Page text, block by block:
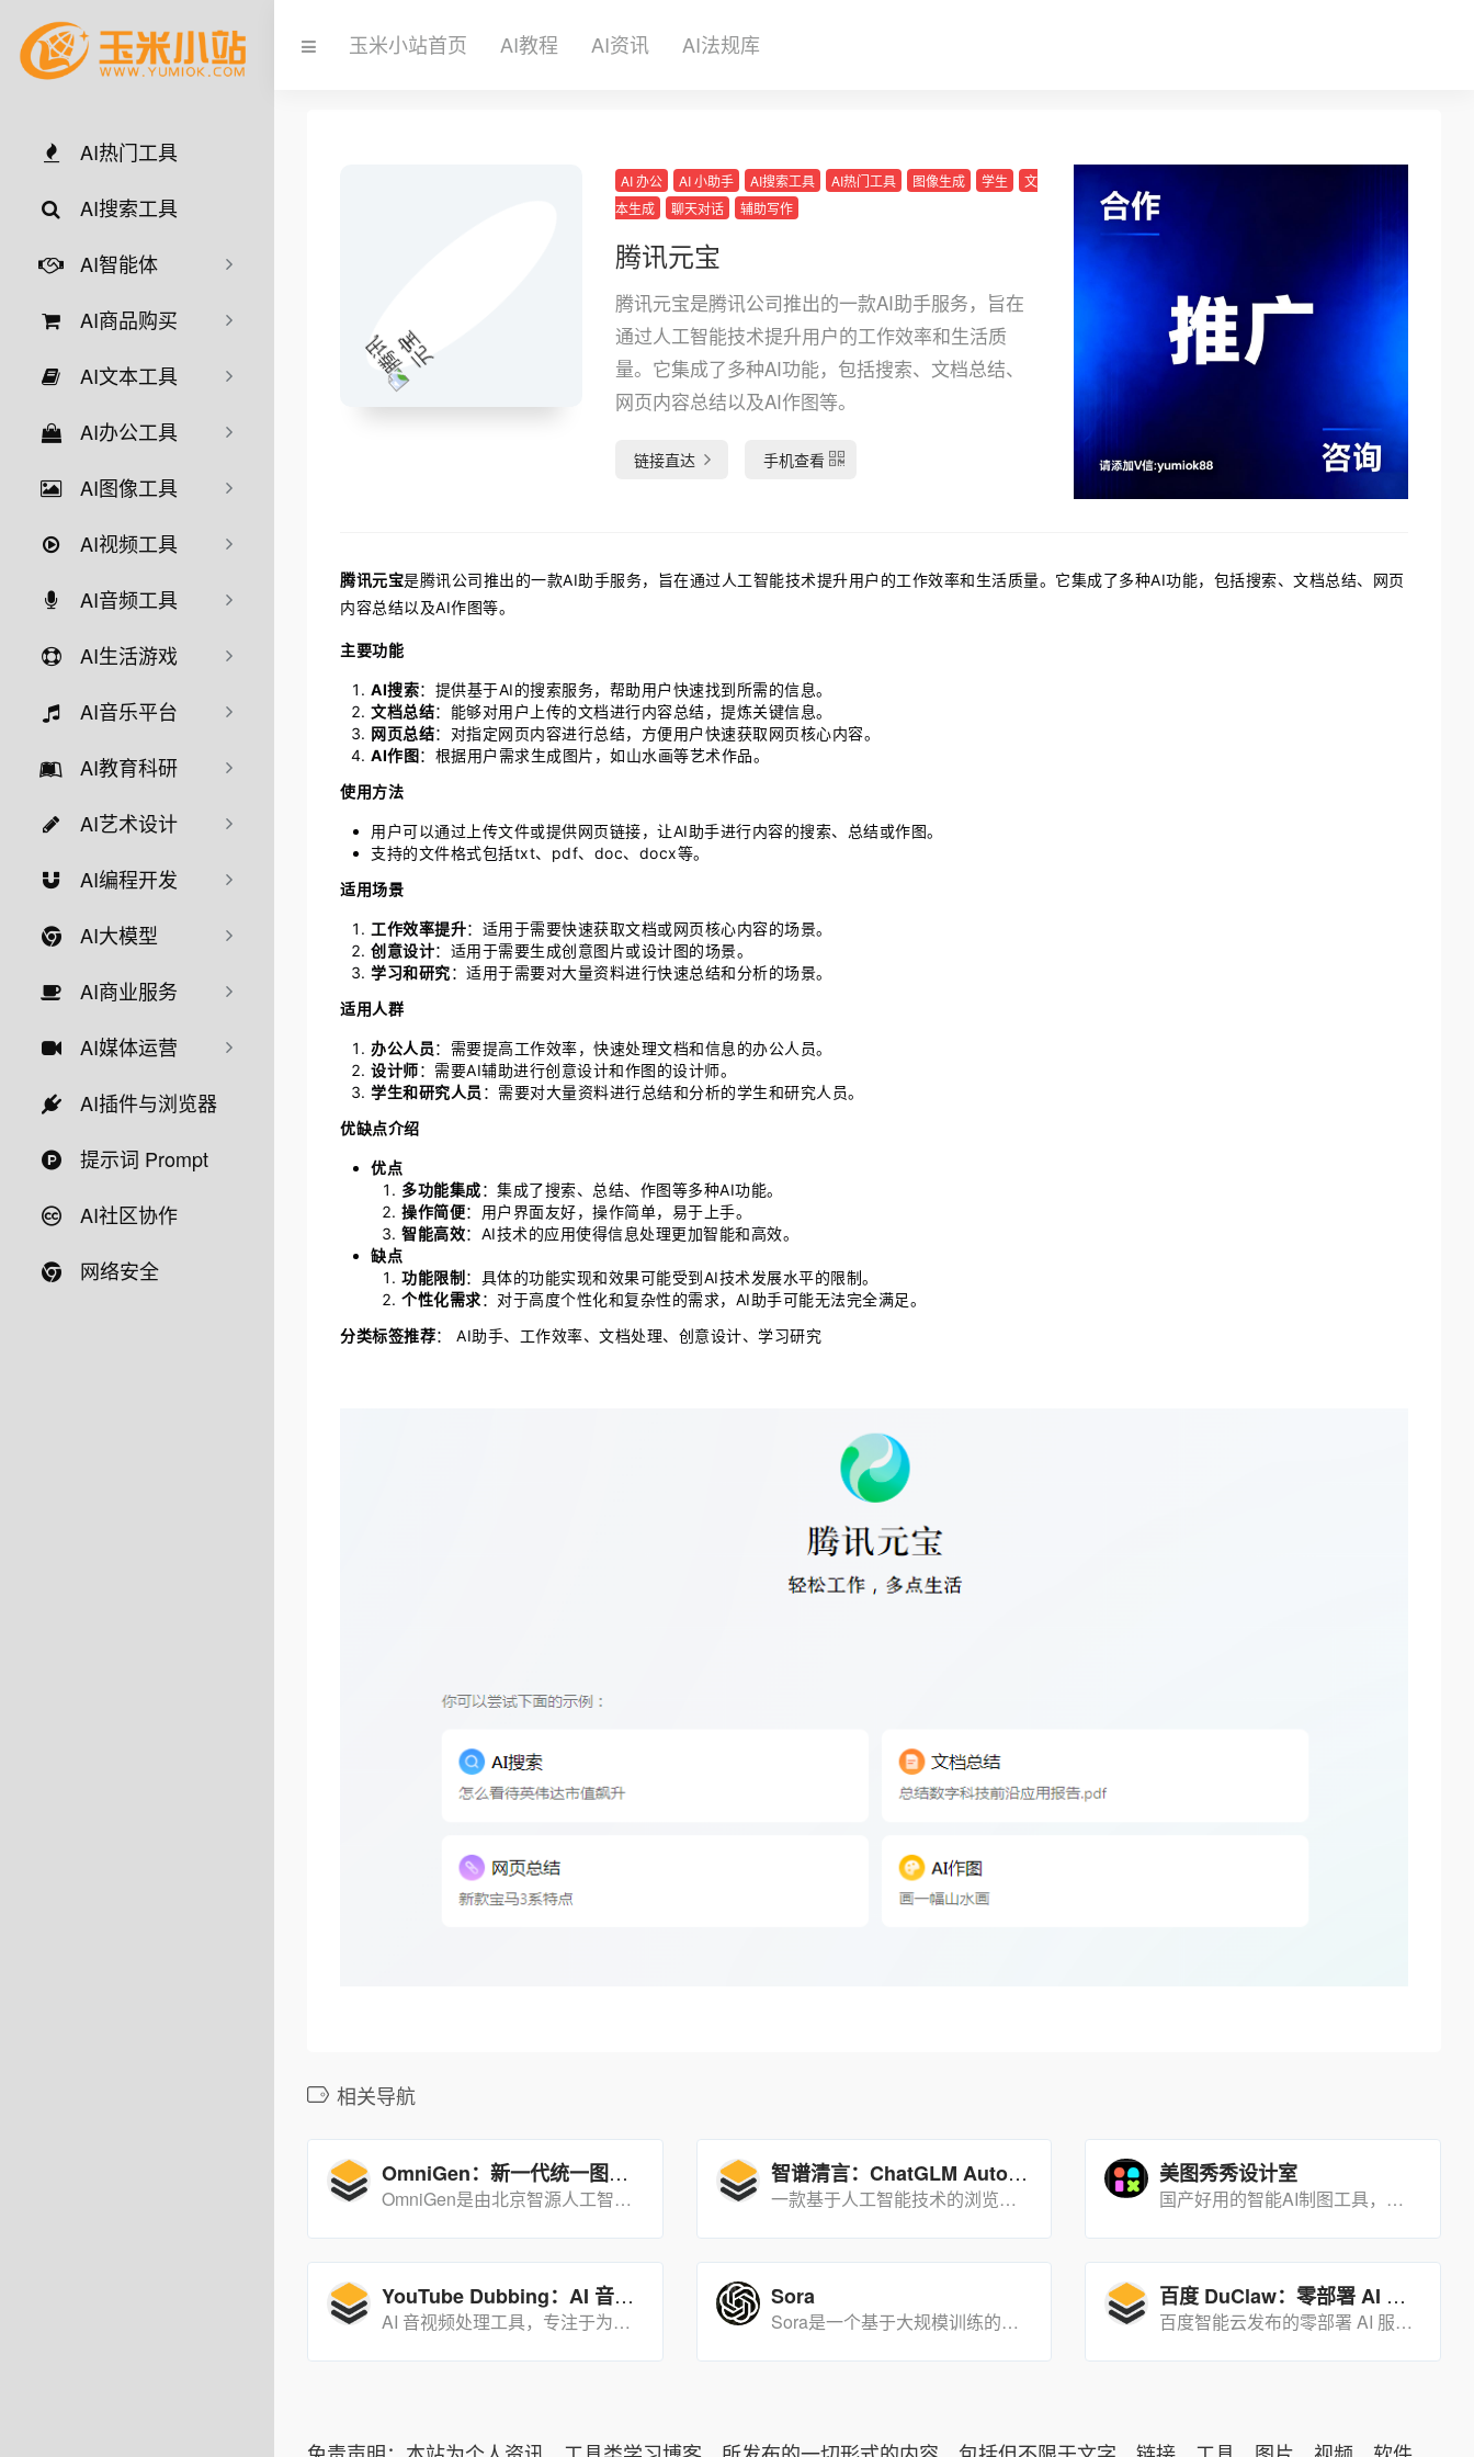
AI热门工具
AI搜索工具
AI智能体
AI商品购买
AI文本工具
AI办公工具
AI图像工具
AI视频工具
AI音频工具
AI生活游戏
AI音乐平台
AI教育科研
AI艺术设计
AI编程开发
AI大模型
AI商业服务
AI媒体运营
AI插件与浏览器
提示词 Prompt
AI社区协作
网络安全
玉米小站首页 AI教程 AI资讯 AI法规库
AI 办公 AI 小助手 AI搜索工具 AI热门工具 图像生成 学生
文
本生成
聊天对话 辅助写作
腾讯元宝
腾讯元宝是腾讯公司推出的一款AI助手服务，旨在
通过人工智能技术提升用户的工作效率和生活质
量。它集成了多种AI功能，包括搜索、文档总结、
网页内容总结以及AI作图等。
链接直达 手机查看
腾讯元宝是腾讯公司推出的一款AI助手服务，旨在通过人工智能技术提升用户的工作效率和生活质量。它集成了多种AI功能，包括搜索、文档总结、网页
内容总结以及AI作图等。
主要功能
AI搜索：提供基于AI的搜索服务，帮助用户快速找到所需的信息。
文档总结：能够对用户上传的文档进行内容总结，提炼关键信息。
网页总结：对指定网页内容进行总结，方便用户快速获取网页核心内容。
AI作图：根据用户需求生成图片，如山水画等艺术作品。
使用方法
用户可以通过上传文件或提供网页链接，让AI助手进行内容的搜索、总结或作图。
支持的文件格式包括txt、pdf、doc、docx等。
适用场景
工作效率提升：适用于需要快速获取文档或网页核心内容的场景。
创意设计：适用于需要生成创意图片或设计图的场景。
学习和研究：适用于需要对大量资料进行快速总结和分析的场景。
适用人群
办公人员：需要提高工作效率，快速处理文档和信息的办公人员。
设计师：需要AI辅助进行创意设计和作图的设计师。
学生和研究人员 ：需要对大量资料进行总结和分析的学生和研究人员。
优缺点介绍
优点
多功能集成：集成了搜索、总结、作图等多种AI功能。
操作简便：用户界面友好，操作简单，易于上手。
智能高效：AI技术的应用使得信息处理更加智能和高效。
缺点
功能限制 ：具体的功能实现和效果可能受到AI技术发展水平的限制。
个性化需求：对于高度个性化和复杂性的需求，AI助手可能无法完全满足。
分类标签推荐： AI助手、工作效率、文档处理、创意设计、学习研究
相关导航
OmniGen：新一代统一图像生成模型
OmniGen是由北京智源人工智能研究院开发的新一代统一图像生成模型，能够处理多种图像生成任务，包括文本到图像生成、图像编辑等。
智谱清言：ChatGLM AutoGLM工作学习助手
一款基于人工智能技术的浏览器插件，旨在通过自然语言处理技术，帮助用户自动化执行网页和手机上的任务。
美图秀秀设计室
国产好用的智能AI制图工具，可智能抠图、设计、消除等，有多种模板可供选择。
YouTube Dubbing：AI 音视频翻译配音工具
AI 音视频处理工具，专注于为视频创作者和观众提供自动翻译与配音服务，帮助用户轻松跨越语言障碍，提升内容的国际化程度。
Sora
Sora是一个基于大规模训练的文本控制视频生成扩散模型。它能够生成长达1分钟的高清视频,涵盖广泛的视觉数据类型和分辨率。Sora通过在视频和图像的压缩潜在空间中训练,将其分解为时空位置补丁,实现了可扩展的视频生成。【使用教程点击下方链接】【需要科学上网】
百度 DuClaw：零部署 AI 服务，进一步降低智能体应用门槛
百度智能云发布的零部署 AI 服务，免除镜像选择、服务器部署及 API Key 配置，实现 AI 智能体即开即用。